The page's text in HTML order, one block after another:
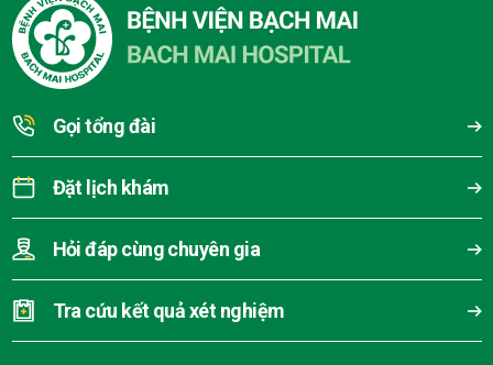
Gọi tổng đài
Đặt lịch khám
Hỏi đáp cùng chuyên gia
Tra cứu kết quả xét nghiệm